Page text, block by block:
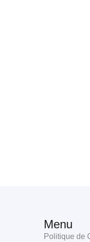
Menu
Politique de